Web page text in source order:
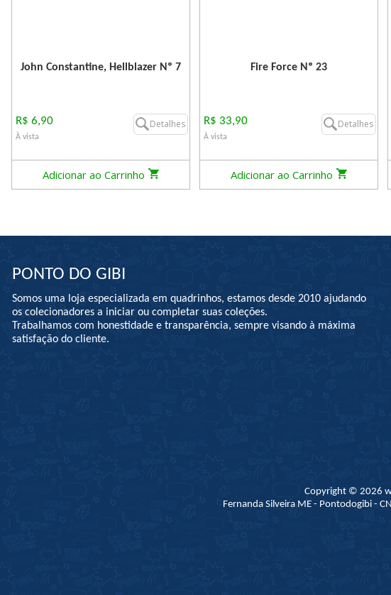
John Constantine, Hellblazer Nº 7
R$ 6,90
À vista
Detalhes
Adicionar ao Carrinho
Fire Force Nº 23
R$ 33,90
À vista
Detalhes
Adicionar ao Carrinho
PONTO DO GIBI
Somos uma loja especializada em quadrinhos, estamos desde 2010 ajudando
os colecionadores a iniciar ou completar suas coleções.
Trabalhamos com honestidade e transparência, sempre visando à máxima
satisfação do cliente.
Copyright © 2026
Fernanda Silveira ME - Pontodogibi -